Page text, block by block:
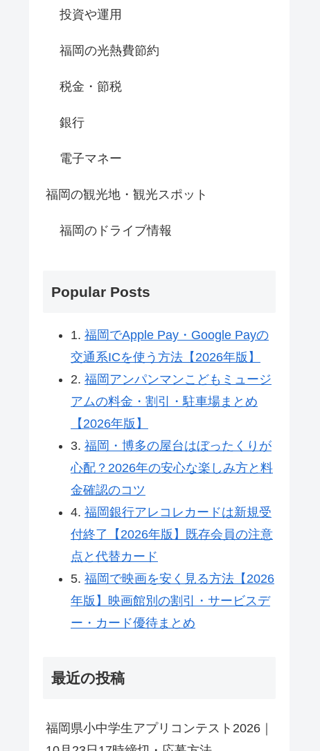
投資や運用
福岡の光熱費節約
税金・節税
銀行
電子マネー
福岡の観光地・観光スポット
福岡のドライブ情報
Popular Posts
1. 福岡でApple Pay・Google Payの
交通系ICを使う方法【2026年版】
2. 福岡アンパンマンこどもミュージ
アムの料金・割引・駐車場まとめ
【2026年版】
3. 福岡・博多の屋台はぼったくりが
心配？2026年の安心な楽しみ方と料
金確認のコツ
4. 福岡銀行アレコレカードは新規受
付終了【2026年版】既存会員の注意
点と代替カード
5. 福岡で映画を安く見る方法【2026
年版】映画館別の割引・サービスデ
ー・カード優待まとめ
最近の投稿
福岡県小中学生アプリコンテスト2026｜